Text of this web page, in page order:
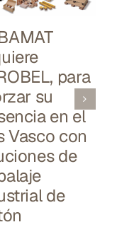
para
su
en el
Vasco con
de
de